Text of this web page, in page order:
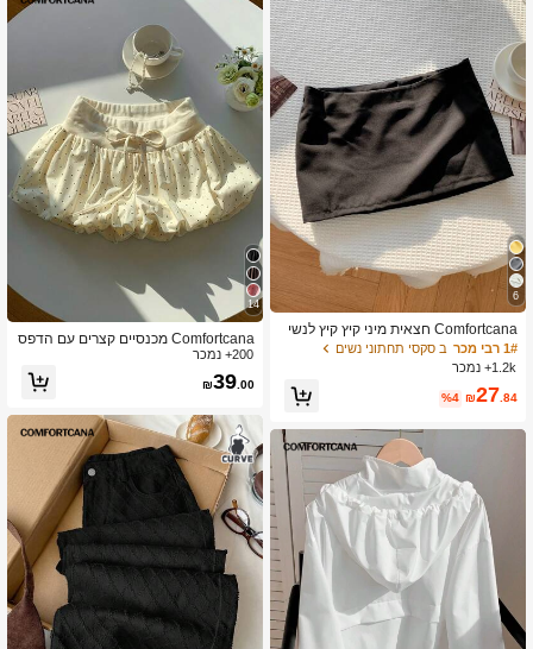
6
Comfortcana חצאית מיני קיץ קיץ לנשי
ם בצבע אחיד נמוך מותן
1# רבי מכר
ב סקסי תחתוני נשים
1.2k+ נמכר
₪27.84
%4
14
Comfortcana מכנסיים קצרים עם הדפס
פרחוני ונקודות לקיץ, קיץ לנשים
200+ נמכר
₪39.00